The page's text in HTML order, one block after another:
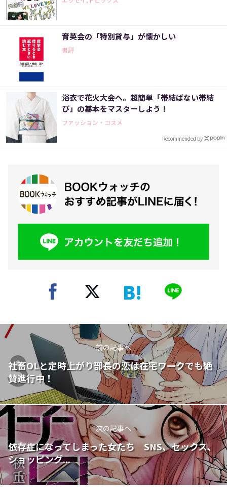
育英会の「特別貸与」が懐かしい
書評
浴衣で花火大会へ。超簡単「帯結ばない帯結
び」の基本をマスターしよう！
ファッション・コスメ
Recommended by
前の記事へ
社畜OLと定時上がり部長の恋は在宅ワークでも絶
賛進行中！
次の記事へ
依存症になってしまった女たち SNS、セックス、
ショッピング...